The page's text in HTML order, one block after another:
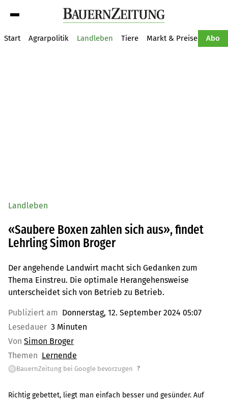
Start Agrarpolitik Landleben Tiere Markt & Preise Abo
Landleben
«Saubere Boxen zahlen sich aus», findet
Lehrling Simon Broger
Der angehende Landwirt macht sich Gedanken zum
Thema Einstreu. Die optimale Herangehensweise
unterscheidet sich von Betrieb zu Betrieb.
Publiziert am Donnerstag, 12. September 2024 05:07
Lesedauer 3 Minuten
Von Simon Broger
Themen Lernende
G BauernZeitung bei Google bevorzugen ?
Richtig gebettet, liegt man einfach besser und gesünder. Auf